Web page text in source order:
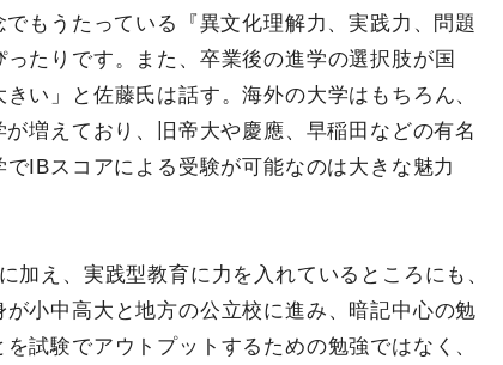
もうたっている『異文化理解力、実践力、問題
たりです。また、卒業後の進学の選択肢が国
い」と佐藤氏は話す。海外の大学はもちろん、
増えており、旧帝大や慶應、早稲田などの有名
IBスコアによる受験が可能なのは大きな魅力
加え、実践型教育に力を入れているところにも、
小中高大と地方の公立校に進み、暗記中心の勉
試験でアウトプットするための勉強ではなく、